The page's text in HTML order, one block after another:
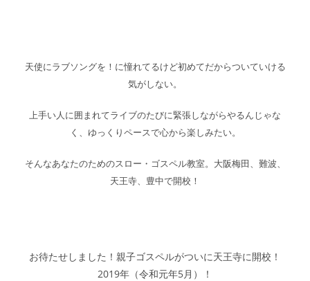
天使にラブソングを！に憧れてるけど初めてだからついていける
気がしない。
上手い人に囲まれてライブのたびに緊張しながらやるんじゃな
く、ゆっくりペースで心から楽しみたい。
そんなあなたのためのスロー・ゴスペル教室。大阪梅田、難波、
天王寺、豊中で開校！
お待たせしました！親子ゴスペルがついに天王寺に開校！
2019年（令和元年5月）！